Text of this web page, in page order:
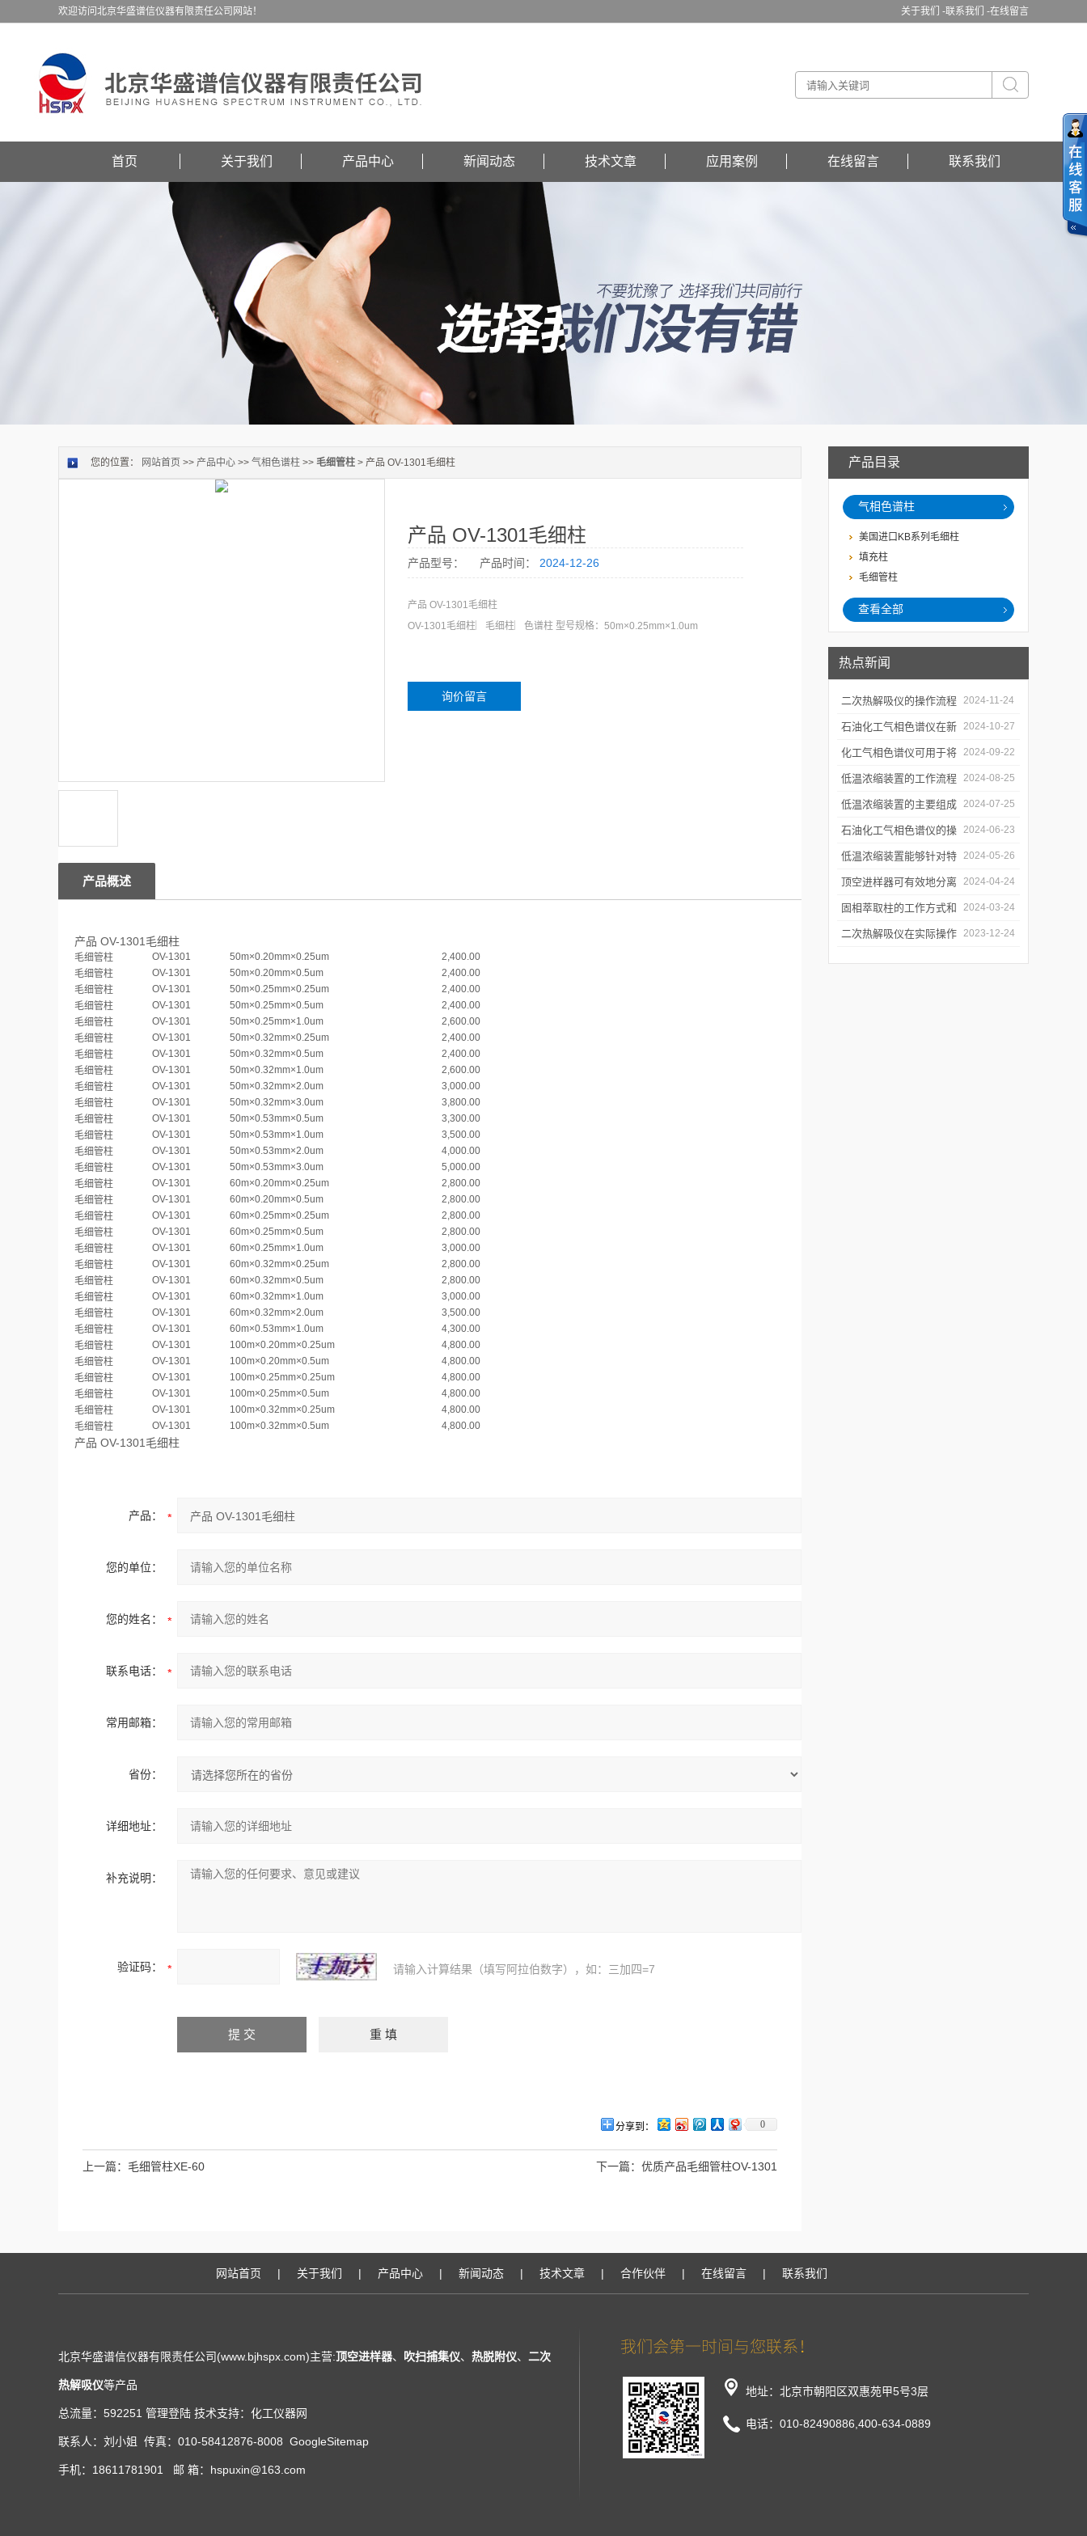
关于我们 -联系我们 -在线留言
欢迎访问北京华盛谱信仪器有限责任公司网站！
首页 关于我们 产品中心 新闻动态 技术文章 应用案例 在线留言 联系我们
产品目录
气相色谱柱
美国进口KB系列毛细柱
填充柱
毛细管柱
查看全部
热点新闻
二次热解吸仪的操作流程
和使用注意事项
2024-11-24
石油化工气相色谱仪在新
材料、新产品的研发中的
应用
2024-10-27
化工气相色谱仪可用于将
样品引入色谱柱并推动分
离过程
2024-09-22
低温浓缩装置的工作流程
及使用注意事项
2024-08-25
低温浓缩装置的主要组成
部分及具体工作流程分析
2024-07-25
石油化工气相色谱仪的操
作要点详细分析
2024-06-23
低温浓缩装置能够针对特
定的目标组分进行有效浓
缩
2024-05-26
顶空进样器可有效地分离
和富集样品中的挥发性成
分
2024-04-24
固相萃取柱的工作方式和
应用场景
2024-03-24
二次热解吸仪在实际操作 2023-12-24
您的位置： 网站首页 >> 产品中心 >> 气相色谱柱 >> 毛细管柱 > 产品 OV-1301毛细柱
产品 OV-1301毛细柱
产品型号： 产品时间： 2024-12-26
产品 OV-1301毛细柱
OV-1301毛细柱︳毛细柱︳色谱柱 型号规格：50m×0.25mm×1.0um
询价留言
产品概述
产品 OV-1301毛细柱
毛细管柱 OV-1301 50m×0.20mm×0.25um
2,400.00
毛细管柱
OV-1301 50m×0.20mm×0.5um
2,400.00
毛细管柱
OV-1301 50m×0.25mm×0.25um
2,400.00
毛细管柱
OV-1301 50m×0.25mm×0.5um
2,400.00
毛细管柱
OV-1301 50m×0.25mm×1.0um
2,600.00
毛细管柱
OV-1301 50m×0.32mm×0.25um
2,400.00
毛细管柱
OV-1301 50m×0.32mm×0.5um
2,400.00
毛细管柱
OV-1301 50m×0.32mm×1.0um
2,600.00
毛细管柱
OV-1301 50m×0.32mm×2.0um
3,000.00
毛细管柱
OV-1301 50m×0.32mm×3.0um
3,800.00
毛细管柱
OV-1301 50m×0.53mm×0.5um
3,300.00
毛细管柱
OV-1301 50m×0.53mm×1.0um
3,500.00
毛细管柱
OV-1301 50m×0.53mm×2.0um
4,000.00
毛细管柱
OV-1301 50m×0.53mm×3.0um
5,000.00
毛细管柱
OV-1301 60m×0.20mm×0.25um
2,800.00
毛细管柱
OV-1301 60m×0.20mm×0.5um
2,800.00
毛细管柱
OV-1301 60m×0.25mm×0.25um
2,800.00
毛细管柱
OV-1301 60m×0.25mm×0.5um
2,800.00
毛细管柱
OV-1301 60m×0.25mm×1.0um
3,000.00
毛细管柱
OV-1301 60m×0.32mm×0.25um
2,800.00
毛细管柱
OV-1301 60m×0.32mm×0.5um
2,800.00
毛细管柱
OV-1301 60m×0.32mm×1.0um
3,000.00
毛细管柱
OV-1301 60m×0.32mm×2.0um
3,500.00
毛细管柱
OV-1301 60m×0.53mm×1.0um
4,300.00
毛细管柱
OV-1301 100m×0.20mm×0.25um
4,800.00
毛细管柱
OV-1301 100m×0.20mm×0.5um
4,800.00
毛细管柱
OV-1301 100m×0.25mm×0.25um
4,800.00
毛细管柱
OV-1301 100m×0.25mm×0.5um
4,800.00
毛细管柱
OV-1301 100m×0.32mm×0.25um
4,800.00
毛细管柱
OV-1301 100m×0.32mm×0.5um 4,800.00
产品 OV-1301毛细柱
产品：
您的单位：
您的姓名：
联系电话：
常用邮箱：
省份：
详细地址：
补充说明：
验证码： 请输入计算结果（填写阿拉伯数字），如：三加四=7
分享到： 0
上一篇： 毛细管柱XE-60 下一篇： 优质产品毛细管柱OV-1301
网站首页 | 关于我们 | 产品中心 | 新闻动态 | 技术文章 | 合作伙伴 | 在线留言 | 联系我们
北京华盛谱信仪器有限责任公司(www.bjhspx.com)主营:顶空进样器、 吹扫捕集仪、 热脱附仪、 二次
热解吸仪等产品
总流量：592251 管理登陆 技术支持： 化工仪器网
联系人：刘小姐 传真：010-58412876-8008 GoogleSitemap
手机：18611781901 邮 箱：hspuxin@163.com
地址：北京市朝阳区双惠苑甲5号3层
电话：010-82490886,400-634-0889